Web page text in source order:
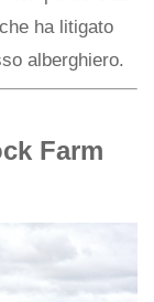
ha litigato
alberghiero.
Farm